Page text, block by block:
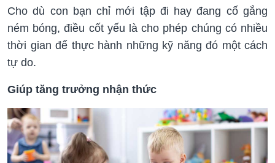
Cho dù con bạn chỉ mới tập đi hay đang cố gắng
ném bóng, điều cốt yếu là cho phép chúng có nhiều
thời gian để thực hành những kỹ năng đó một cách
tự do.
Giúp tăng trưởng nhận thức